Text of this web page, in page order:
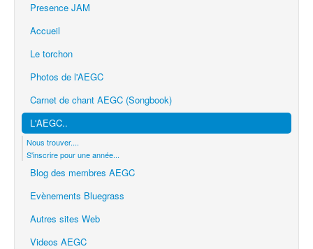
Presence JAM
Accueil
Le torchon
Photos de l'AEGC
Carnet de chant AEGC (Songbook)
L'AEGC..
Nous trouver....
S'inscrire pour une année...
Blog des membres AEGC
Evènements Bluegrass
Autres sites Web
Videos AEGC